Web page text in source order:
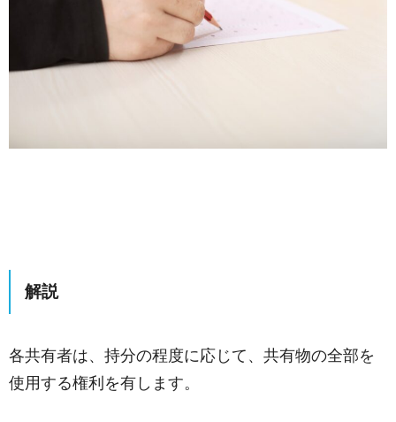
解説
各共有者は、持分の程度に応じて、共有物の全部を
使用する権利を有します。